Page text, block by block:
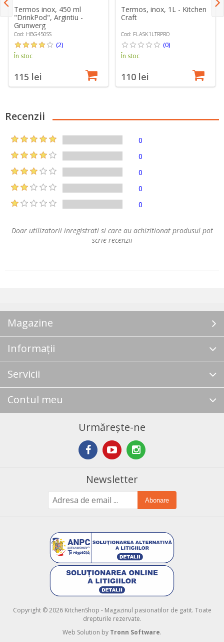
Termos inox, 450 ml
"DrinkPod", Argintiu -
Grunwerg
Cod: HBG450SS
(2)
În stoc
115 lei
Termos, inox, 1L - Kitchen
Craft
Cod: FLASK1LTRPRO
(0)
În stoc
110 lei
Recenzii
0
0
0
0
0
Doar utilizatorii inregistrati si care au achizitionat produsul pot
scrie recenzii
Magazine
Informații
Servicii
Contul meu
Urmărește-ne
Newsletter
Abonare
Copyright © 2026 KitchenShop - Magazinul pasionatilor de gatit. Toate
drepturile rezervate.
Web Solution by Tronn Software.